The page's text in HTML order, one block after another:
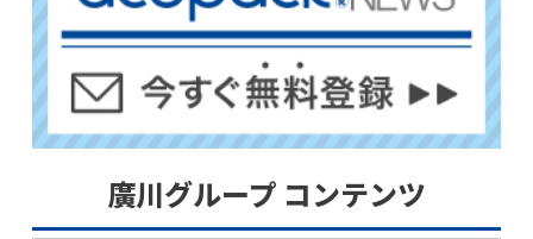
廣川グループ コンテンツ